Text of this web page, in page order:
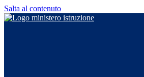
Salta al contenuto